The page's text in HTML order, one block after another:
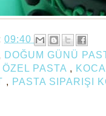
09:40
DOĞUM GÜNÜ
PASTA ,
, PASTA SIPARIŞI